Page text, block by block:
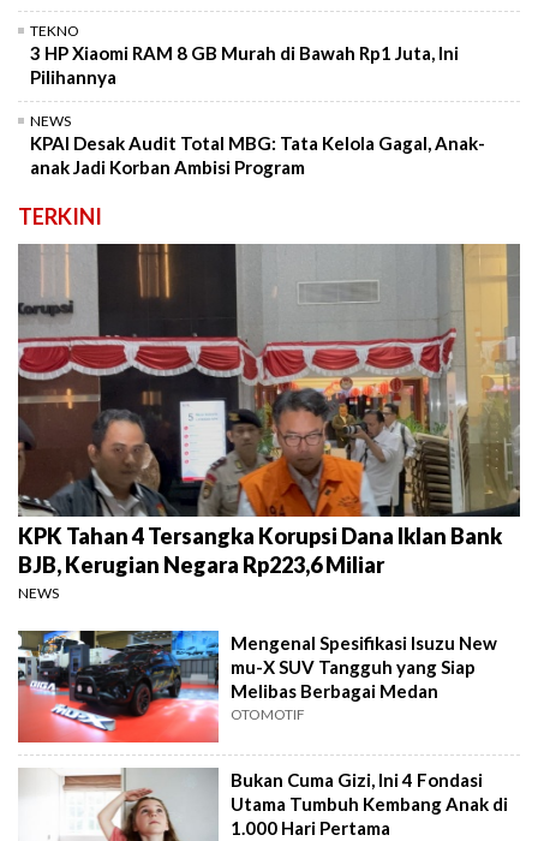
TEKNO
3 HP Xiaomi RAM 8 GB Murah di Bawah Rp1 Juta, Ini
Pilihannya
NEWS
KPAI Desak Audit Total MBG: Tata Kelola Gagal, Anak-
anak Jadi Korban Ambisi Program
TERKINI
KPK Tahan 4 Tersangka Korupsi Dana Iklan Bank
BJB, Kerugian Negara Rp223,6 Miliar
NEWS
Mengenal Spesifikasi Isuzu New
mu-X SUV Tangguh yang Siap
Melibas Berbagai Medan
OTOMOTIF
Bukan Cuma Gizi, Ini 4 Fondasi
Utama Tumbuh Kembang Anak di
1.000 Hari Pertama